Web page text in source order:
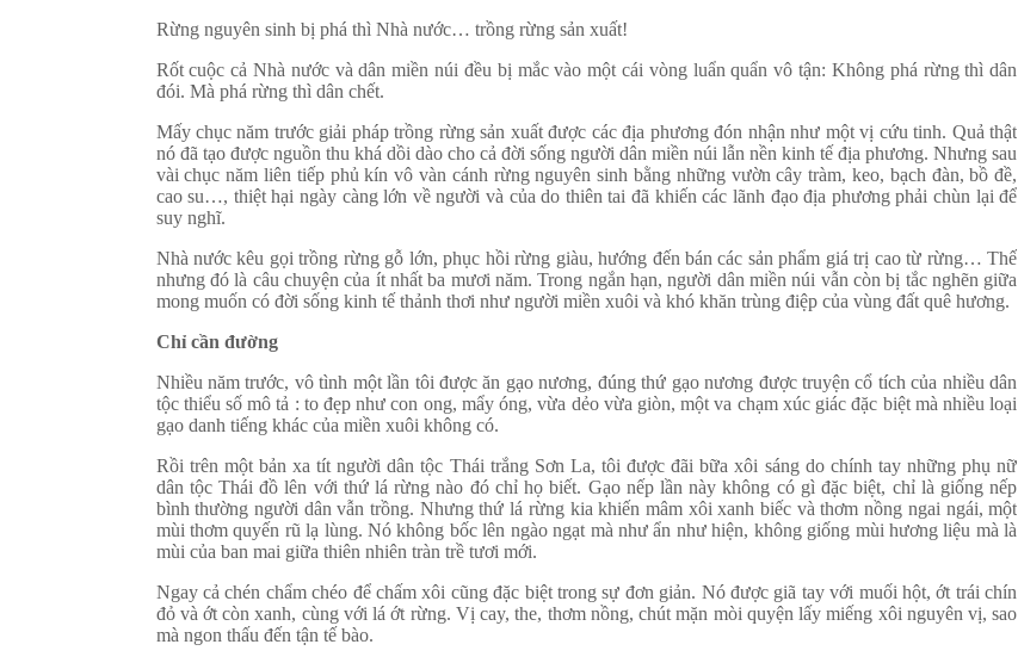
Rừng nguyên sinh bị phá thì Nhà nước… trồng rừng sản xuất!
Rốt cuộc cả Nhà nước và dân miền núi đều bị mắc vào một cái vòng luẩn quẩn vô tận: Không phá rừng thì dân
đói. Mà phá rừng thì dân chết.
Mấy chục năm trước giải pháp trồng rừng sản xuất được các địa phương đón nhận như một vị cứu tinh. Quả thật
nó đã tạo được nguồn thu khá dồi dào cho cả đời sống người dân miền núi lẫn nền kinh tế địa phương. Nhưng sau
vài chục năm liên tiếp phủ kín vô vàn cánh rừng nguyên sinh bằng những vườn cây tràm, keo, bạch đàn, bồ đề,
cao su…, thiệt hại ngày càng lớn về người và của do thiên tai đã khiến các lãnh đạo địa phương phải chùn lại để
suy nghĩ.
Nhà nước kêu gọi trồng rừng gỗ lớn, phục hồi rừng giàu, hướng đến bán các sản phẩm giá trị cao từ rừng… Thế
nhưng đó là câu chuyện của ít nhất ba mươi năm. Trong ngắn hạn, người dân miền núi vẫn còn bị tắc nghẽn giữa
mong muốn có đời sống kinh tế thảnh thơi như người miền xuôi và khó khăn trùng điệp của vùng đất quê hương.
Chỉ cần đường
Nhiều năm trước, vô tình một lần tôi được ăn gạo nương, đúng thứ gạo nương được truyện cổ tích của nhiều dân
tộc thiểu số mô tả : to đẹp như con ong, mẩy óng, vừa dẻo vừa giòn, một va chạm xúc giác đặc biệt mà nhiều loại
gạo danh tiếng khác của miền xuôi không có.
Rồi trên một bản xa tít người dân tộc Thái trắng Sơn La, tôi được đãi bữa xôi sáng do chính tay những phụ nữ
dân tộc Thái đồ lên với thứ lá rừng nào đó chỉ họ biết. Gạo nếp lần này không có gì đặc biệt, chỉ là giống nếp
bình thường người dân vẫn trồng. Nhưng thứ lá rừng kia khiến mâm xôi xanh biếc và thơm nồng ngai ngái, một
mùi thơm quyến rũ lạ lùng. Nó không bốc lên ngào ngạt mà như ẩn như hiện, không giống mùi hương liệu mà là
mùi của ban mai giữa thiên nhiên tràn trề tươi mới.
Ngay cả chén chẩm chéo để chấm xôi cũng đặc biệt trong sự đơn giản. Nó được giã tay với muối hột, ớt trái chín
đỏ và ớt còn xanh, cùng với lá ớt rừng. Vị cay, the, thơm nồng, chút mặn mòi quyện lấy miếng xôi nguyên vị, sao
mà ngon thấu đến tận tế bào.